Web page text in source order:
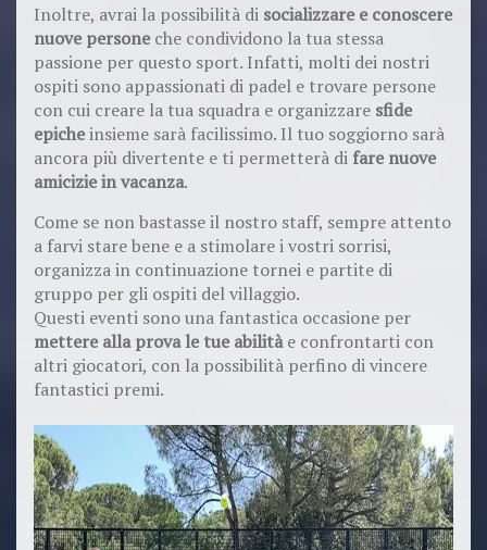
Inoltre, avrai la possibilità di socializzare e conoscere
nuove persone che condividono la tua stessa
passione per questo sport. Infatti, molti dei nostri
ospiti sono appassionati di padel e trovare persone
con cui creare la tua squadra e organizzare sfide
epicheinsieme sarà facilissimo. Il tuo soggiorno sarà
ancora più divertente e ti permetterà di fare nuove
amicizie in vacanza.
Come se non bastasse il nostro staff, sempre attento
a farvi stare bene e a stimolare i vostri sorrisi,
organizza in continuazione tornei e partite di
gruppo per gli ospiti del villaggio.
Questi eventi sono una fantastica occasione per
mettere alla prova le tue abilitàe confrontarti con
altri giocatori, con la possibilità perfino di vincere
fantastici premi.